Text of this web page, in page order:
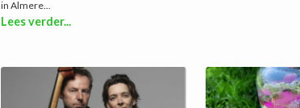
in Almere...
Lees verder...